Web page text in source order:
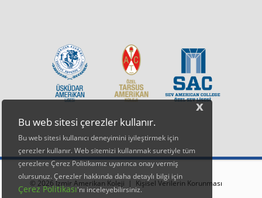
x
Bu web sitesi çerezler kullanır.
Bu web sitesi kullanıcı deneyimini iyileştirmek için
çerezler kullanır. Web sitemizi kullanmak suretiyle tüm
çerezlere Çerez Politikamız uyarınca onay vermiş
olursunuz. Çerezler hakkında daha detaylı bilgi için
Çerez Politikası'nı inceleyebilirsiniz.
© 2026 İzmir Amerikan Koleji | Kişisel Verilerin Korunması